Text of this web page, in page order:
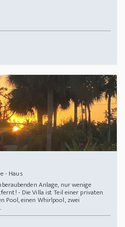
- Haus
Anlage, nur wenige
- Die Villa ist Teil einer privaten
Pool, einen Whirlpool, zwei